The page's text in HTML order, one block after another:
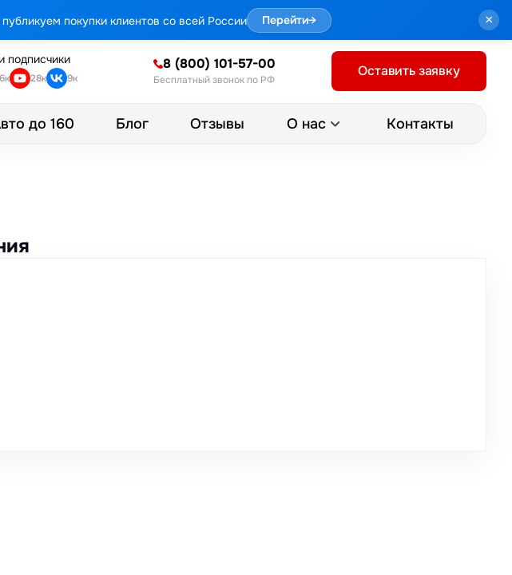
покупки клиентов со всей России Перейти→ ×
подписчики
28к 9к
8 (800) 101-57-00
Бесплатный звонок по РФ
Оставить заявку
до 160 Блог Отзывы О нас Контакты